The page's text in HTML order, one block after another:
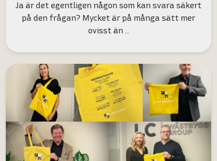
Ja är det egentligen någon som kan svara säkert
på den frågan? Mycket är på många sätt mer
ovisst än …